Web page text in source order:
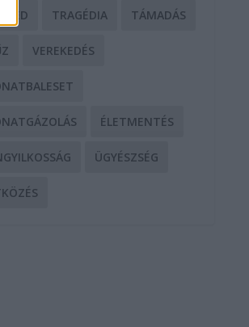
TRAGÉDIA TÁMADÁS
VEREKEDÉS
ÉLETMENTÉS
ÜGYÉSZSÉG